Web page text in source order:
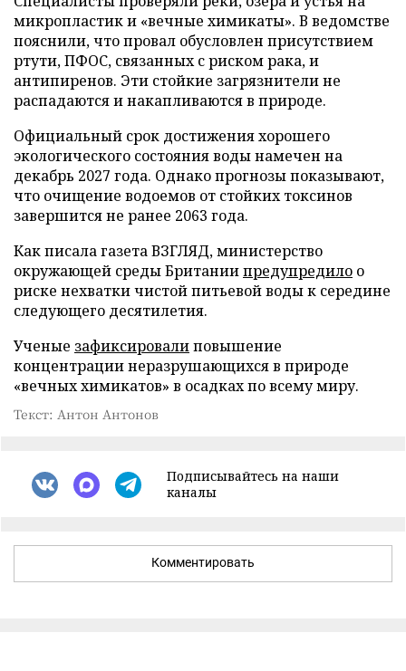
микропластик и «вечные химикаты». В ведомстве
пояснили, что провал обусловлен присутствием
ртути, ПФОС, связанных с риском рака, и
антипиренов. Эти стойкие загрязнители не
распадаются и накапливаются в природе.
Официальный срок достижения хорошего
экологического состояния воды намечен на
декабрь 2027 года. Однако прогнозы показывают,
что очищение водоемов от стойких токсинов
завершится не ранее 2063 года.
Как писала газета ВЗГЛЯД, министерство
окружающей среды Британиипредупредило о
риске нехватки чистой питьевой воды к середине
следующего десятилетия.
Ученые зафиксировалиповышение
концентрации неразрушающихся в природе
«вечных химикатов» в осадках по всему миру.
Текст: Антон Антонов
Подписывайтесь на наши
каналы
Комментировать